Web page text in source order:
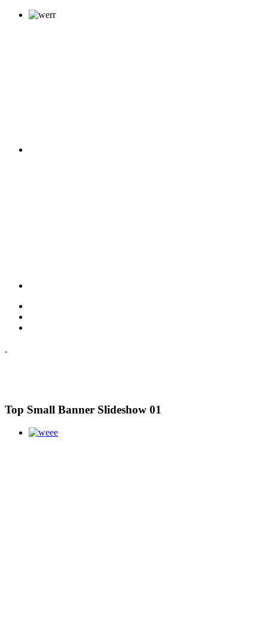
Top Small Banner Slideshow 01